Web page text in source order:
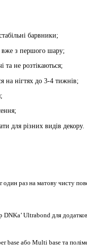
барвники;
вже з першого шару;
та не розтікаються;
на нігтях до 3-4 тижнів;
для різних видів декору.
раз на матову чисту
DNKa’ Ultrabond для
base або Multi base та